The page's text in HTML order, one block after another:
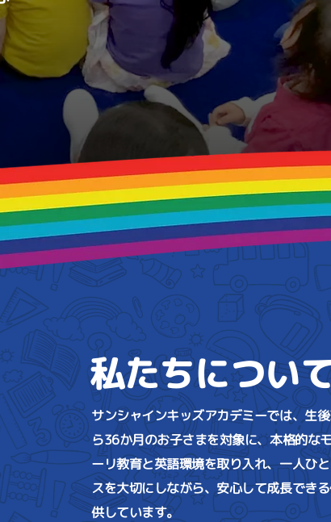
私たちについ
サンシャインキッズアカデミーでは、生
ら36か月のお子さまを対象に、本格的な
ーリ教育と英語環境を取り入れ、一人ひ
スを大切にしながら、安心して成長でき
供しています。